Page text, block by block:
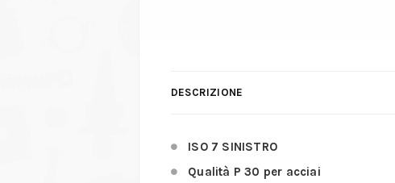
DESCRIZIONE
ISO 7 SINISTRO
Qualità P 30 per acciai